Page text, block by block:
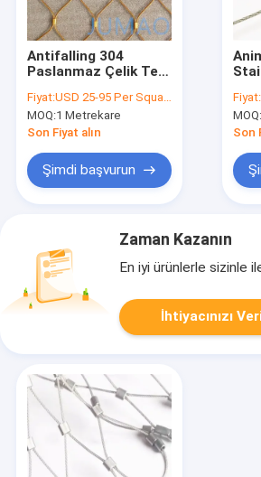
Antifalling 304
Paslanmaz Çelik Tel
Esnek
Fiyat:USD 25-95 Per Square Meter
MOQ:1 Metrekare
Son Fiyat alın
Şimdi başvurun
Fiyat:
MOQ:
Son
Zaman Kazanın
En iyi ürünlerle sizinle
İhtiyacınızı